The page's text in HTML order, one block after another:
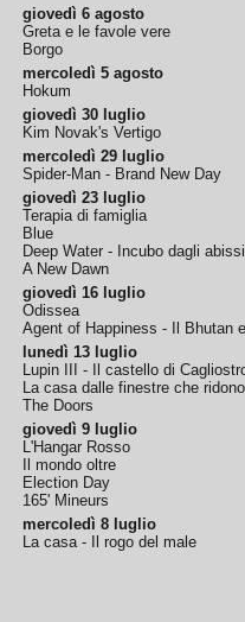
giovedì 6 agosto
Greta e le favole vere
Borgo
mercoledì 5 agosto
Hokum
giovedì 30 luglio
Kim Novak's Vertigo
mercoledì 29 luglio
Spider-Man - Brand New Day
giovedì 23 luglio
Terapia di famiglia
Blue
Deep Water - Incubo dagli abissi
A New Dawn
giovedì 16 luglio
Odissea
Agent of Happiness - Il Bhutan
lunedì 13 luglio
Lupin III - Il castello di
La casa dalle finestre che ridono
The Doors
giovedì 9 luglio
L'Hangar Rosso
Il mondo oltre
Election Day
165' Mineurs
mercoledì 8 luglio
La casa - Il rogo del male